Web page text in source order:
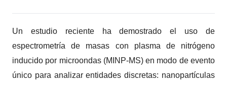
Un estudio reciente ha demostrado el uso de
espectrometría de masas con plasma de nitrógeno
inducido por microondas (MINP‑MS) en modo de evento
único para analizar entidades discretas: nanopartículas